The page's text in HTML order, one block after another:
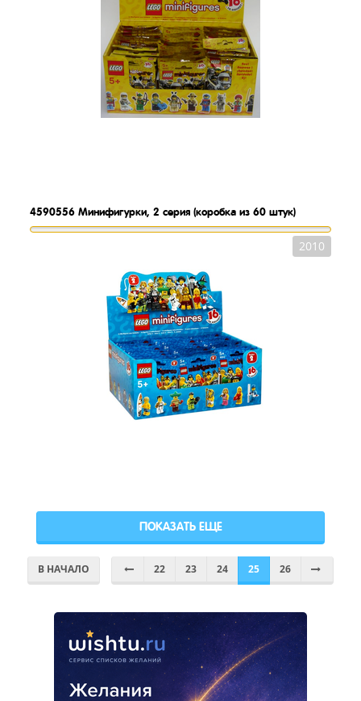
4590556 Минифигурки, 2 серия (коробка из 60 штук)
2010
ПОКАЗАТЬ ЕЩЕ
В НАЧАЛО 22 23 24 25 26